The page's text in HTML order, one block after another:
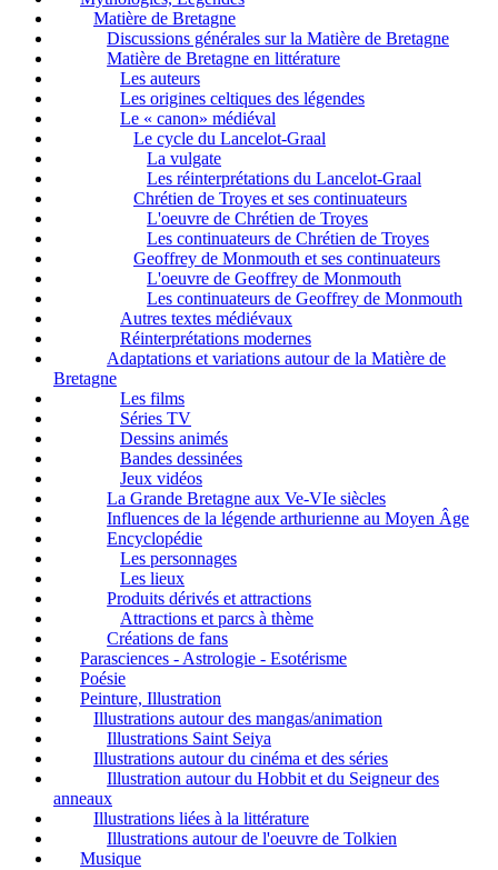
Matière de Bretagne
Discussions générales sur la Matière de Bretagne
Matière de Bretagne en littérature
Les auteurs
Les origines celtiques des légendes
Le « canon» médiéval
Le cycle du Lancelot-Graal
La vulgate
Les réinterprétations du Lancelot-Graal
Chrétien de Troyes et ses continuateurs
L'oeuvre de Chrétien de Troyes
Les continuateurs de Chrétien de Troyes
Geoffrey de Monmouth et ses continuateurs
L'oeuvre de Geoffrey de Monmouth
Les continuateurs de Geoffrey de Monmouth
Autres textes médiévaux
Réinterprétations modernes
Adaptations et variations autour de la Matière de
Bretagne
Les films
Séries TV
Dessins animés
Bandes dessinées
Jeux vidéos
La Grande Bretagne aux Ve-VIe siècles
Influences de la légende arthurienne au Moyen Âge
Encyclopédie
Les personnages
Les lieux
Produits dérivés et attractions
Attractions et parcs à thème
Créations de fans
Parasciences - Astrologie - Esotérisme
Poésie
Peinture, Illustration
Illustrations autour des mangas/animation
Illustrations Saint Seiya
Illustrations autour du cinéma et des séries
Illustration autour du Hobbit et du Seigneur des
anneaux
Illustrations liées à la littérature
Illustrations autour de l'oeuvre de Tolkien
Musique